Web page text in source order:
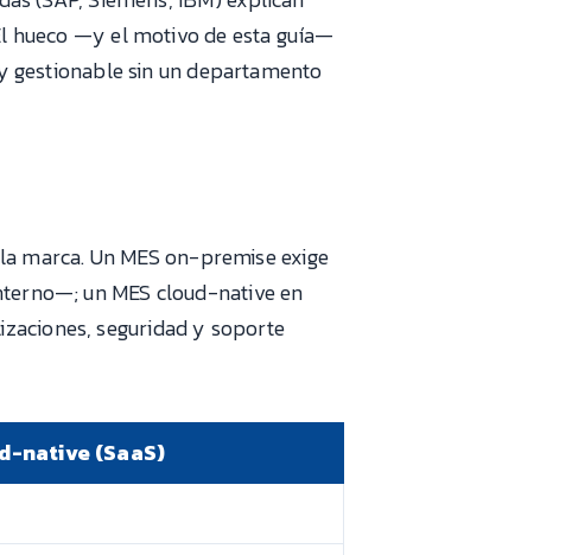
hueco —y el motivo de esta guía—
gestionable sin un departamento
marca. Un MES on-premise exige
un MES cloud-native en
seguridad y soporte
native (SaaS)